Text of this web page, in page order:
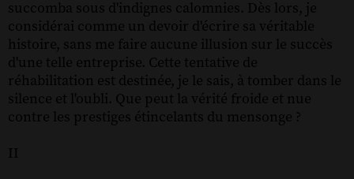
succomba sous d'indignes calomnies. Dès lors, je
considérai comme un devoir d'écrire sa véritable
histoire, sans me faire aucune illusion sur le succès
d'une telle entreprise. Cette tentative de
réhabilitation est destinée, je le sais, à tomber dans le
silence et l'oubli. Que peut la vérité froide et nue
contre les prestiges étincelants du mensonge ?
II